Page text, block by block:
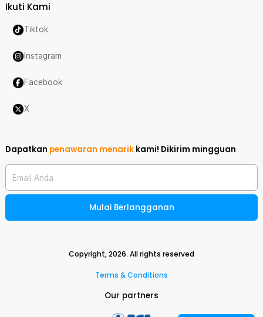
Ikuti Kami
Tiktok
Instagram
Facebook
X
Dapatkan penawaran menarik kami! Dikirim mingguan
Email Anda
Mulai Berlangganan
Copyright,2026. All rights reserved
Terms & Conditions
Our partners